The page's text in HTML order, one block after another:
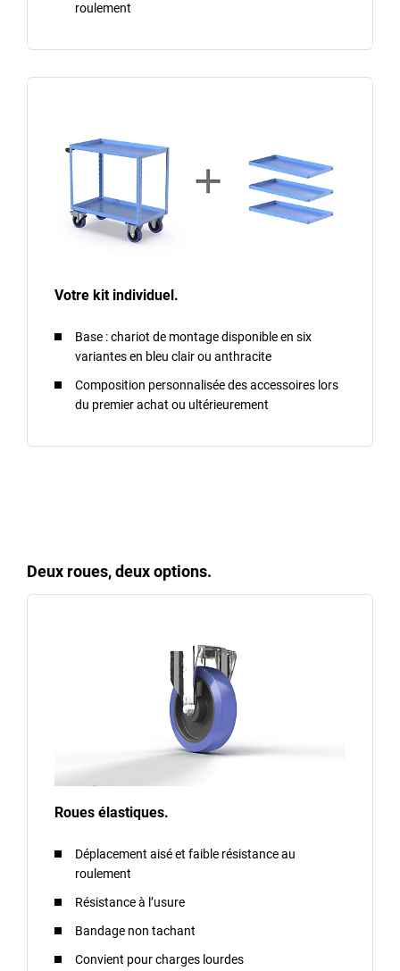
roulement
Votre kit individuel.
Base : chariot de montage disponible en six
variantes en bleu clair ou anthracite
Composition personnalisée des accessoires lors
du premier achat ou ultérieurement
Deux roues, deux options.
Roues élastiques.
Déplacement aisé et faible résistance au
roulement
Résistance à l’usure
Bandage non tachant
Convient pour charges lourdes